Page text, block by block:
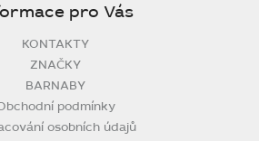
pro Vás
KONTAKTY
ZNAČKY
BARNABY
podmínky
osobních údajů